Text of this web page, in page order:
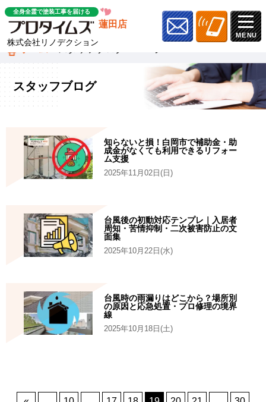
全身全霊で塗装工事を届ける
蓮田店
株式会社リノデクション
ホーム » スタッフブログ
スタッフブログ
知らないと損！白岡市で補助金・助
成金がなくても利用できるリフォー
ム支援
2025年11月02日(日)
台風後の初動対応テンプレ｜入居者
周知・苦情抑制・二次被害防止の文
面集
2025年10月22日(水)
台風時の雨漏りはどこから？場所別
の原因と応急処置・プロ修理の境界
線
2025年10月18日(土)